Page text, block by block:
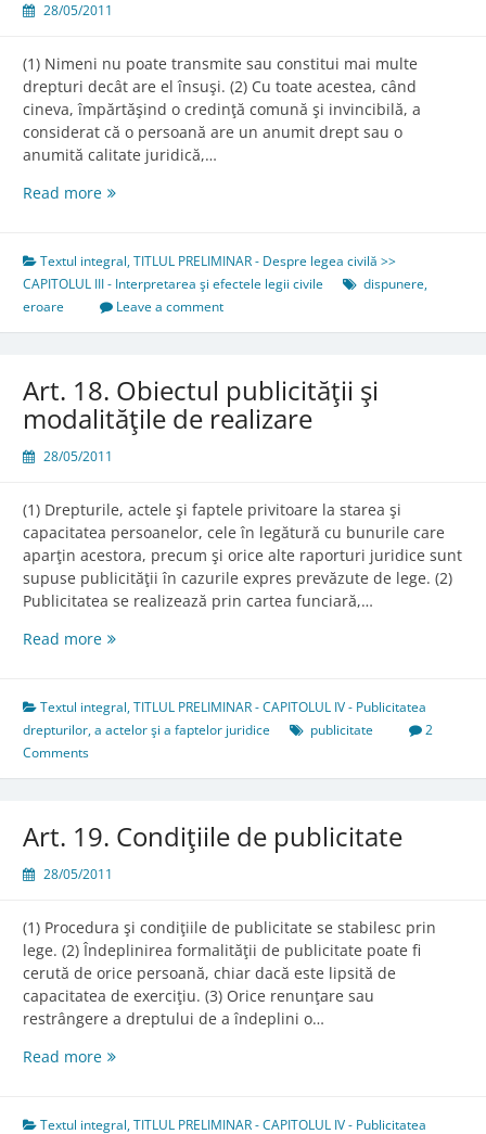
28/05/2011
(1) Nimeni nu poate transmite sau constitui mai multe
drepturi decât are el însuşi. (2) Cu toate acestea, când
cineva, împărtăşind o credinţă comună şi invincibilă, a
considerat că o persoană are un anumit drept sau o
anumită calitate juridică,…
Read moreArt.
comună
şi
invincibilă
Textul integral,TITLUL PRELIMINAR - Despre legea civilă >>
CAPITOLUL III - Interpretarea şi efectele legii civile
dispunere,
eroare
Leave a comment
Art. 18. Obiectul publicităţii şi
modalităţile de realizare
28/05/2011
(1) Drepturile, actele şi faptele privitoare la starea şi
capacitatea persoanelor, cele în legătură cu bunurile care
aparţin acestora, precum şi orice alte raporturi juridice sunt
supuse publicităţii în cazurile expres prevăzute de lege. (2)
Publicitatea se realizează prin cartea funciară,…
Read moreArt.
publicităţii
şi
de
Textul integral,TITLUL PRELIMINAR - CAPITOLUL IV - Publicitatea
drepturilor, a actelor şi a faptelor juridice
publicitate
2
Comments
Art. 19. Condiţiile de publicitate
28/05/2011
(1) Procedura şi condiţiile de publicitate se stabilesc prin
lege. (2) Îndeplinirea formalităţii de publicitate poate fi
cerută de orice persoană, chiar dacă este lipsită de
capacitatea de exerciţiu. (3) Orice renunţare sau
restrângere a dreptului de a îndeplini o…
Read moreArt.
de
Textul integral,TITLUL PRELIMINAR - CAPITOLUL IV - Publicitatea